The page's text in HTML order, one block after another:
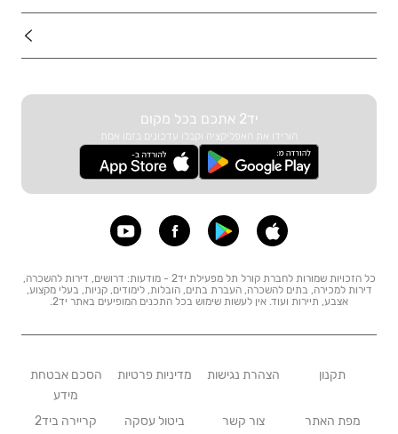
יד2 אתכם בכל מקום
הורידו את האפליקציה וקבלו עדכונים בזמן אמת
כל הזכויות שמורות לחברת קורל תל מפעילת יד2 - מודעות: דרושים, דירות להשכרה,
דירות למכירה, בתים להשכרה, העברת בתים, הובלות, לימודים, קניות, בעלי מקצוע,
אצבע, תיירות ועוד. אין לעשות שימוש בכל התכנים המופיעים באתר יד2.
תקנון הצהרת נגישות מדיניות פרטיות
הסכם אבטחת
מידע
מפת האתר
צור קשר ביטול עסקה קריירה ביד2